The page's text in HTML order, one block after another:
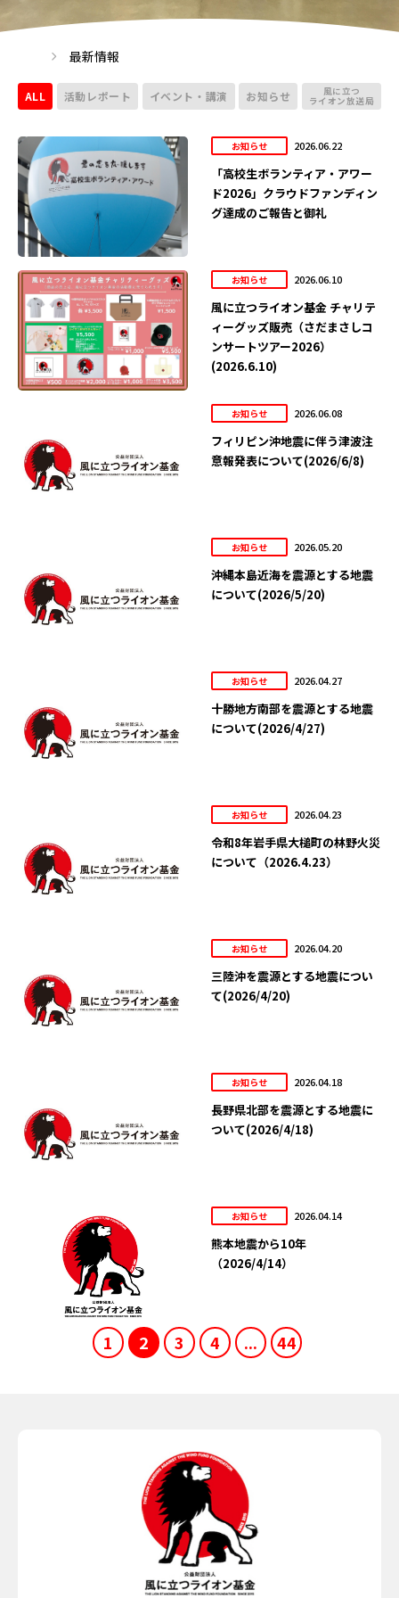
最新情報
ALL 活動レポート イベント・講演 お知らせ 風に立つ
ライオン放送局
お知らせ 2026.06.22
「高校生ボランティア・アワー
ド2026」クラウドファンディン
グ達成のご報告と御礼
お知らせ 2026.06.10
風に立つライオン基金 チャリテ
ィーグッズ販売（さだまさしコ
ンサートツアー2026）
(2026.6.10)
お知らせ 2026.06.08
フィリピン沖地震に伴う津波注
意報発表について(2026/6/8)
お知らせ 2026.05.20
沖縄本島近海を震源とする地震
について(2026/5/20)
お知らせ 2026.04.27
十勝地方南部を震源とする地震
について(2026/4/27)
お知らせ 2026.04.23
令和8年岩手県大槌町の林野火災
について（2026.4.23）
お知らせ 2026.04.20
三陸沖を震源とする地震につい
て(2026/4/20)
お知らせ 2026.04.18
長野県北部を震源とする地震に
ついて(2026/4/18)
お知らせ 2026.04.14
熊本地震から10年
（2026/4/14）
1 2 3 4 ... 44